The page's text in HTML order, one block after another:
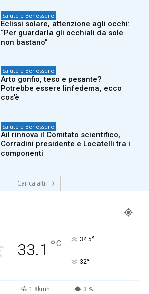
Salute e Benessere
Eclissi solare, attenzione agli occhi:
“Per guardarla gli occhiali da sole
non bastano”
Salute e Benessere
Arto gonfio, teso e pesante?
Potrebbe essere linfedema, ecco
cos’è
Salute e Benessere
Ail rinnova il Comitato scientifico,
Corradini presidente e Locatelli tra i
componenti
Carica altri
33.1 °C 34.5°
32°
1.8kmh 3 %